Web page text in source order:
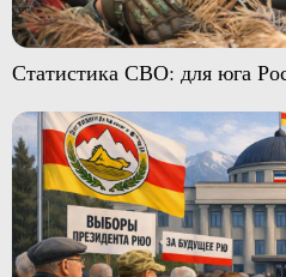
Статистика СВО: для юга